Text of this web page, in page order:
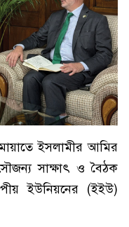
ইসলামীর আমির
সাক্ষাৎ ও বৈঠক
ইউনিয়নের (ইইউ)